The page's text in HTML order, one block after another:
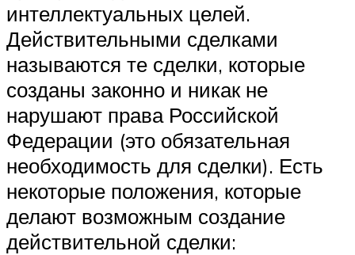
интеллектуальных целей.
Действительными сделками
называются те сделки, которые
созданы законно и никак не
нарушают права Российской
Федерации (это обязательная
необходимость для сделки). Есть
некоторые положения, которые
делают возможным создание
действительной сделки: